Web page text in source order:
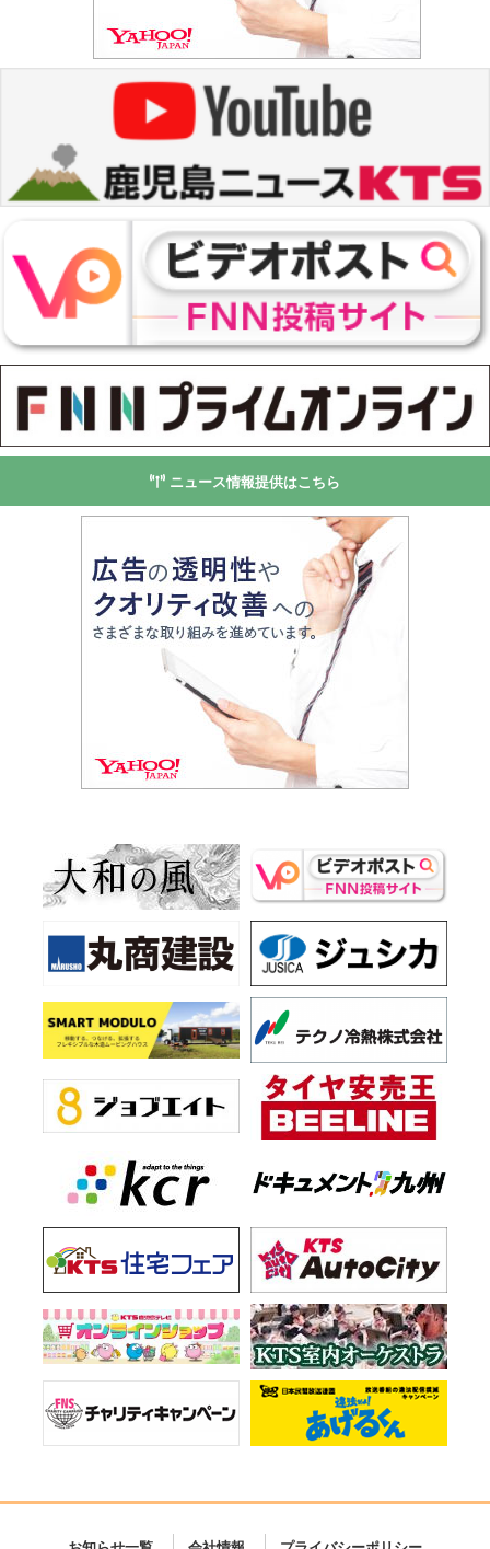
ニュース情報提供はこちら